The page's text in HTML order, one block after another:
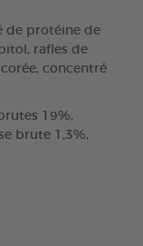
de protéine de
rafles de
concentré
19%,
brute 1,3%,